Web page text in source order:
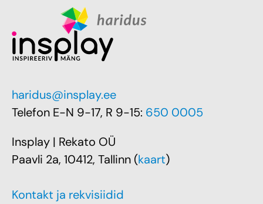
haridus@insplay.ee
Telefon E-N 9-17, R 9-15: 650 0005
Insplay | Rekato OÜ
Paavli 2a, 10412, Tallinn (kaart)
Kontakt ja rekvisiidid